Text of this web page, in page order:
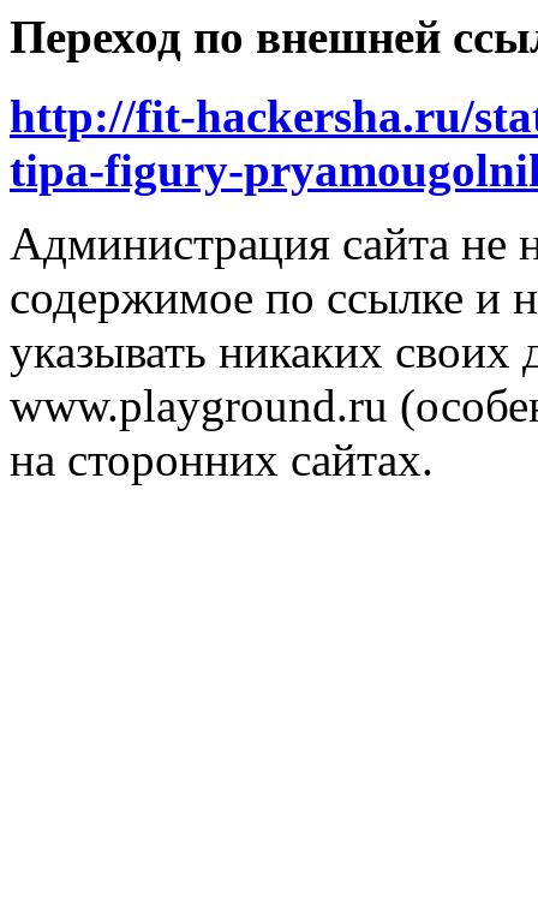
Переход по внешней
http://fit-hackersha.ru/
tipa-figury-
Администрация сайта не
содержимое по ссылке и
указывать никаких
www.playground.ru
на сторонних сайтах.